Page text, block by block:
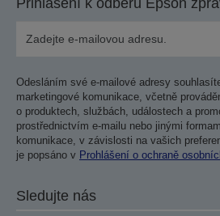
Přihlášení k odběru Epson
Odesláním své e-mailové adresy
marketingové komunikace, včetně
o produktech, službách, událostech a
prostřednictvím e-mailu nebo jinými
komunikace, v závislosti na vašich
je popsáno v Prohlášení o ochraně
Sledujte nás